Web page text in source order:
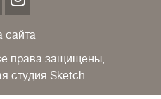
сайта
права защищены,
студия Sketch.